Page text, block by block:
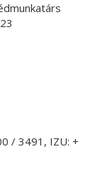
/ 3491, IZU: +